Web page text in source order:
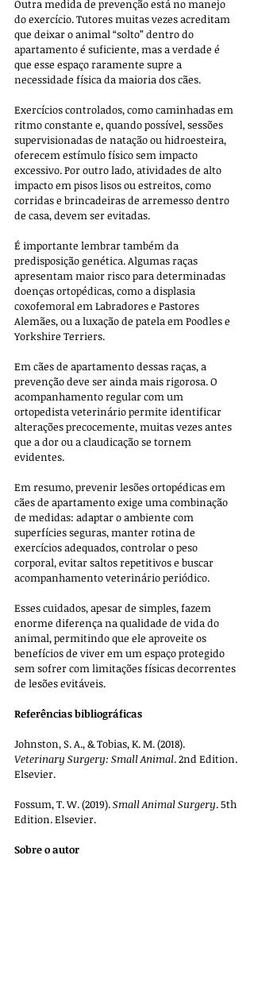
Outra medida de prevenção está no manejo
do exercício. Tutores muitas vezes acreditam
que deixar o animal “solto” dentro do
apartamento é suficiente, mas a verdade é
que esse espaço raramente supre a
necessidade física da maioria dos cães.
Exercícios controlados, como caminhadas em
ritmo constante e, quando possível, sessões
supervisionadas de natação ou hidroesteira,
oferecem estímulo físico sem impacto
excessivo. Por outro lado, atividades de alto
impacto em pisos lisos ou estreitos, como
corridas e brincadeiras de arremesso dentro
de casa, devem ser evitadas.
É importante lembrar também da
predisposição genética. Algumas raças
apresentam maior risco para determinadas
doenças ortopédicas, como a displasia
coxofemoral em Labradores e Pastores
Alemães, ou a luxação de patela em Poodles e
Yorkshire Terriers.
Em cães de apartamento dessas raças, a
prevenção deve ser ainda mais rigorosa. O
acompanhamento regular com um
ortopedista veterinário permite identificar
alterações precocemente, muitas vezes antes
que a dor ou a claudicação se tornem
evidentes.
Em resumo, prevenir lesões ortopédicas em
cães de apartamento exige uma combinação
de medidas: adaptar o ambiente com
superfícies seguras, manter rotina de
exercícios adequados, controlar o peso
corporal, evitar saltos repetitivos e buscar
acompanhamento veterinário periódico.
Esses cuidados, apesar de simples, fazem
enorme diferença na qualidade de vida do
animal, permitindo que ele aproveite os
benefícios de viver em um espaço protegido
sem sofrer com limitações físicas decorrentes
de lesões evitáveis.
Referências bibliográficas
Johnston, S. A., & Tobias, K. M. (2018).
Veterinary Surgery: Small Animal. 2nd Edition.
Elsevier.
Fossum, T. W. (2019). Small Animal Surgery. 5th
Edition. Elsevier.
Sobre o autor